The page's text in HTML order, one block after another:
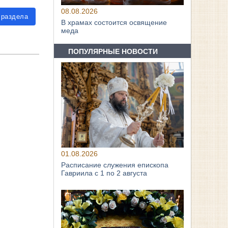
08.08.2026
В храмах состоится освящение
меда
ПОПУЛЯРНЫЕ НОВОСТИ
01.08.2026
Расписание служения епископа
Гавриила с 1 по 2 августа